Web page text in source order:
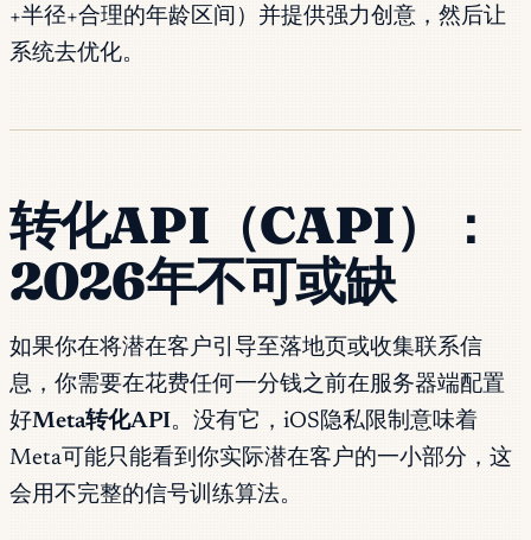
+半径+合理的年龄区间）并提供强力创意，然后让
系统去优化。
转化API（CAPI）：
2026年不可或缺
如果你在将潜在客户引导至落地页或收集联系信
息，你需要在花费任何一分钱之前在服务器端配置
好Meta转化API。没有它，iOS隐私限制意味着
Meta可能只能看到你实际潜在客户的一小部分，这
会用不完整的信号训练算法。